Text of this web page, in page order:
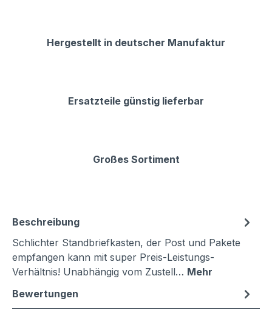
Hergestellt in deutscher Manufaktur
Ersatzteile günstig lieferbar
Großes Sortiment
Beschreibung
Schlichter Standbriefkasten, der Post und Pakete
empfangen kann mit super Preis-Leistungs-
Verhältnis! Unabhängig vom Zustell… Mehr
Bewertungen